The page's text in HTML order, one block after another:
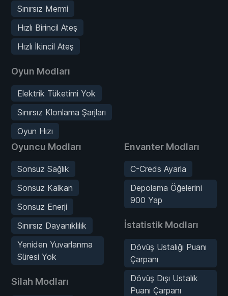
Sınırsız Mermi
Hızlı Birincil Ateş
Hızlı İkincil Ateş
Oyun Modları
Elektrik Tüketimi Yok
Sınırsız Klonlama Şarjları
Oyun Hızı
Oyuncu Modları
Sonsuz Sağlık
Sonsuz Kalkan
Sonsuz Enerji
Sınırsız Dayanıklılık
Yeniden Yuvarlanma
Süresi Yok
Silah Modları
Envanter Modları
C-Creds Ayarla
Depolama Öğelerini
900 Yap
İstatistik Modları
Dövüş Ustalığı Puanı
Çarpanı
Dövüş Dışı Ustalık
Puanı Çarpanı